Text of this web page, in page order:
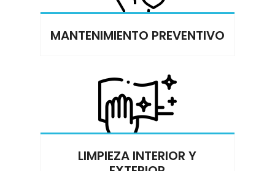
MANTENIMIENTO PREVENTIVO
LIMPIEZA INTERIOR Y